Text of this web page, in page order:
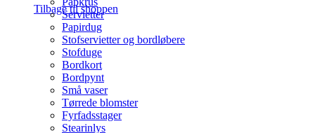
Tilbage til shoppen
Servietter
Papirdug
Stofservietter og bordløbere
Stofduge
Bordkort
Bordpynt
Små vaser
Tørrede blomster
Fyrfadsstager
Stearinlys